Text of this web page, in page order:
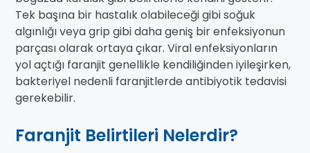
Tek başına bir hastalık olabileceği gibi soğuk
algınlığı veya grip gibi daha geniş bir enfeksiyonun
parçası olarak ortaya çıkar. Viral enfeksiyonların
yol açtığı faranjit genellikle kendiliğinden iyileşirken,
bakteriyel nedenli faranjitlerde antibiyotik tedavisi
gerekebilir.
Faranjit Belirtileri Nelerdir?